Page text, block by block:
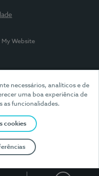
necessários, analíticos e de
uma boa experiência de
as funcionalidades.
cookies
Website